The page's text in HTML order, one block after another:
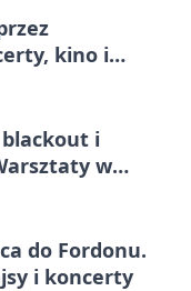
kino i
i
w
do Fordonu.
i koncerty